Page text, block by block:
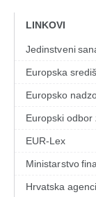
LINKOVI
Jedinstveni
Europska
Europsko
Europski odbor
EUR-Lex
Ministarstvo
Hrvatska